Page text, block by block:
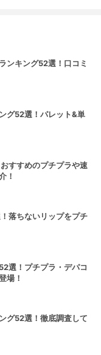
ンキング52選！口コミ
グ52選！パレット&単
すすめのプチプラや速
！
落ちないリップをプチ
選！プチプラ・デパコ
場！
グ52選！徹底調査して